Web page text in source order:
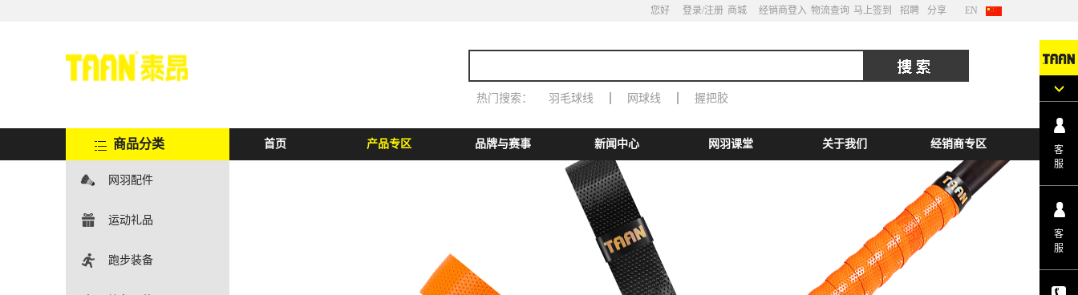
EN
招聘 分享
马上签到
物流查询
经销商登入
商城
您好 登录/注册
热门搜索： 羽毛球线 网球线 握把胶
商品分类
网羽配件
运动礼品
跑步装备
首页 产品专区 品牌与赛事 新闻中心 网羽课堂 关于我们 经销商专区
客
服
客
服